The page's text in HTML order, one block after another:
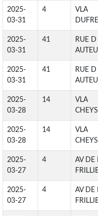
2025-
03-31
4
VLA
2025-
03-31
41
RUE D
2025-
03-31
41
RUE D
2025-
03-28
14
VLA
2025-
03-28
14
VLA
2025-
03-27
4
AV DE
2025-
03-27
4
AV DE